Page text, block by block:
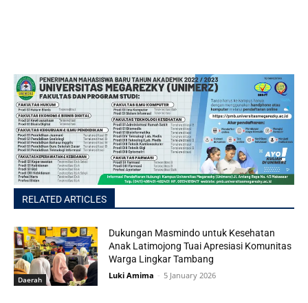
RELATED ARTICLES
Daerah
Dukungan Masmindo untuk Kesehatan
Anak Latimojong Tuai Apresiasi Komunitas
Warga Lingkar Tambang
Luki Amima - 5 January 2026